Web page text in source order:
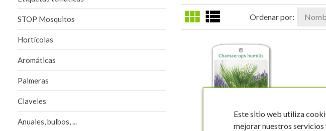
STOP Mosquitos
Hortícolas
Aromáticas
Palmeras
Claveles
Anuales, bulbos, ...
view_module view_list Ordenar por:
Este sitio web utiliza
mejorar nuestros